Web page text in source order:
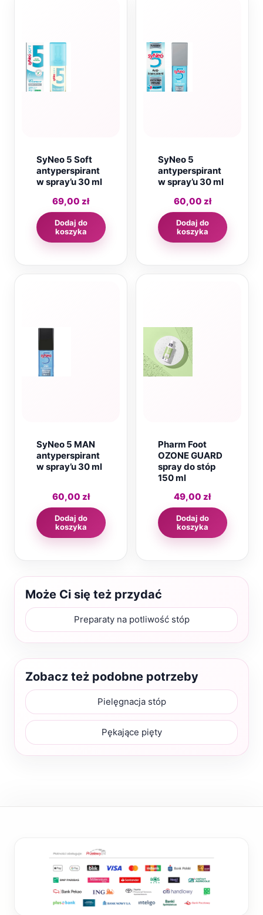
SyNeo 5 Soft
antyperspirant
w spray’u 30 ml
69,00 zł
Dodaj do
koszyka
SyNeo 5
antyperspirant
w spray’u 30 ml
60,00 zł
Dodaj do
koszyka
SyNeo 5 MAN
antyperspirant
w spray’u 30 ml
60,00 zł
Dodaj do
koszyka
Pharm Foot
OZONE GUARD
spray do stóp
150 ml
49,00 zł
Dodaj do
koszyka
Może Ci się też przydać
Preparaty na potliwość stóp
Zobacz też podobne potrzeby
Pielęgnacja stóp
Pękające pięty